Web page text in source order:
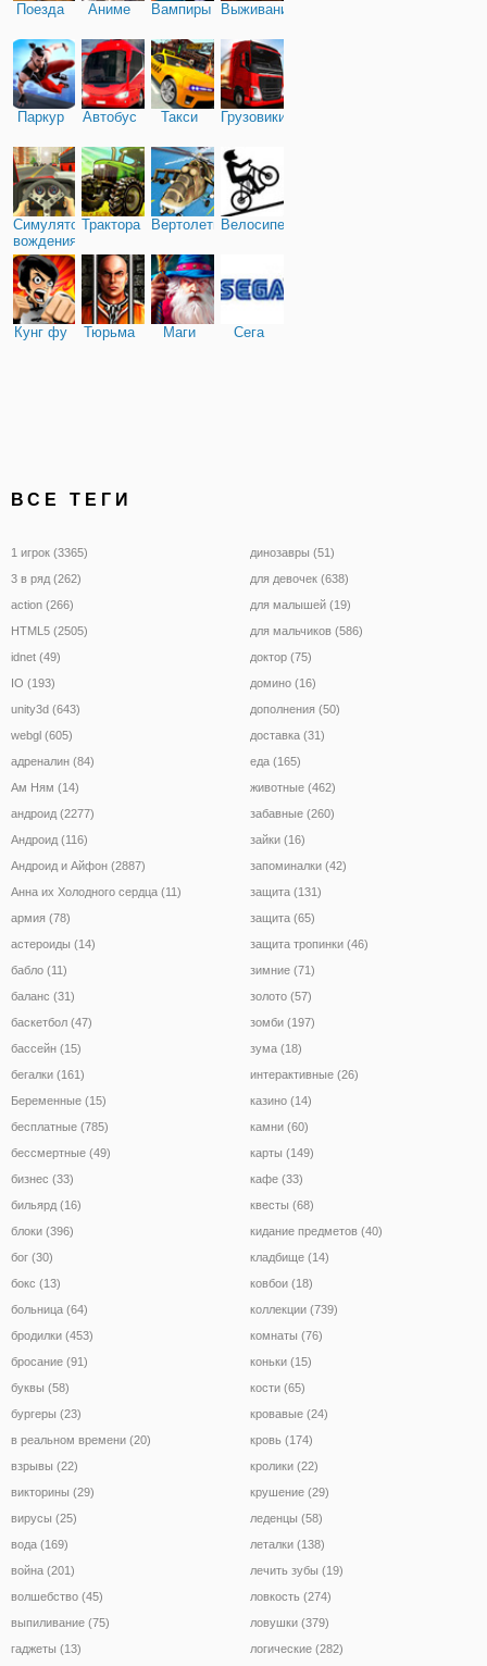
Поезда Аниме Вампиры Выживание
Паркур Автобус Такси Грузовики
Симулятор
вождения
Трактора ВертолетыВелосипед
Кунг фу Тюрьма Маги Сега
ВСЕ ТЕГИ
1 игрок (3365)
3 в ряд (262)
action (266)
HTML5 (2505)
idnet (49)
IO (193)
unity3d (643)
webgl (605)
адреналин (84)
Ам Ням (14)
андроид (2277)
Андроид (116)
Андроид и Айфон (2887)
Анна их Холодного сердца (11)
армия (78)
астероиды (14)
бабло (11)
баланс (31)
баскетбол (47)
бассейн (15)
бегалки (161)
Беременные (15)
бесплатные (785)
бессмертные (49)
бизнес (33)
бильярд (16)
блоки (396)
бог (30)
бокс (13)
больница (64)
бродилки (453)
бросание (91)
буквы (58)
бургеры (23)
в реальном времени (20)
взрывы (22)
викторины (29)
вирусы (25)
вода (169)
война (201)
волшебство (45)
выпиливание (75)
гаджеты (13)
динозавры (51)
для девочек (638)
для малышей (19)
для мальчиков (586)
доктор (75)
домино (16)
дополнения (50)
доставка (31)
еда (165)
животные (462)
забавные (260)
зайки (16)
запоминалки (42)
защита (131)
защита (65)
защита тропинки (46)
зимние (71)
золото (57)
зомби (197)
зума (18)
интерактивные (26)
казино (14)
камни (60)
карты (149)
кафе (33)
квесты (68)
кидание предметов (40)
кладбище (14)
ковбои (18)
коллекции (739)
комнаты (76)
коньки (15)
кости (65)
кровавые (24)
кровь (174)
кролики (22)
крушение (29)
леденцы (58)
леталки (138)
лечить зубы (19)
ловкость (274)
ловушки (379)
логические (282)